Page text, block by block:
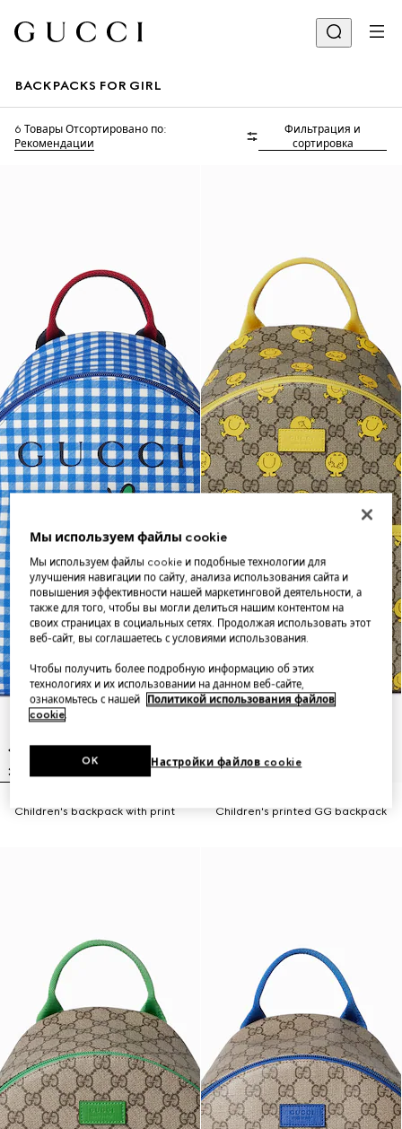
BACKPACKS FOR GIRL
6 Товары Отсортировано по:
Рекомендации
Фильтрация и
сортировка
Children's backpack with print Children's printed GG backpack
Мы используем файлы cookie
Мы используем файлы cookie и подобные технологии для
улучшения навигации по сайту, анализа использования сайта и
повышения эффективности нашей маркетинговой деятельности, а
также для того, чтобы вы могли делиться нашим контентом на
своих страницах в социальных сетях. Продолжая использовать этот
веб-сайт, вы соглашаетесь с условиями использования.
Чтобы получить более подробную информацию об этих
технологиях и их использовании на данном веб-сайте,
ознакомьтесь с нашей
Политикой использования файлов
cookie.
Настройки файлов cookie
OK